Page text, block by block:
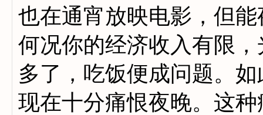
也在通宵放映电影，但
何况你的经济收入有限
多了，吃饭便成问题。
现在十分痛恨夜晚。这种